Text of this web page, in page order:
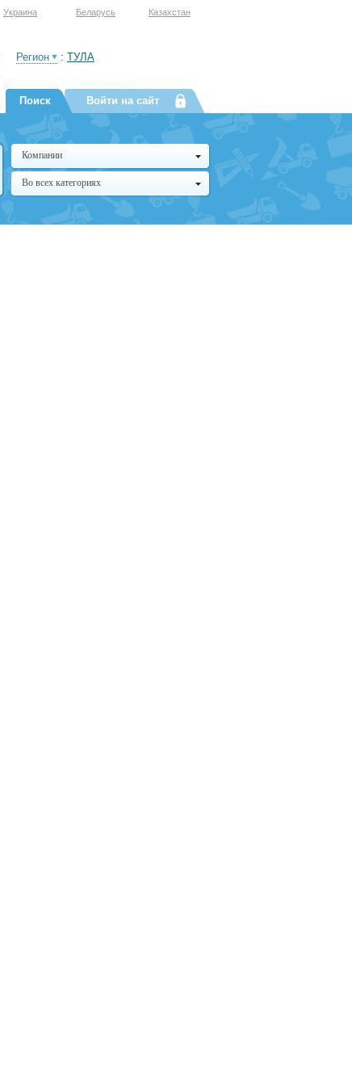
Украина Беларусь Казахстан
Регион : ТУЛА
Поиск Войти на сайт
Компании
Во всех категориях